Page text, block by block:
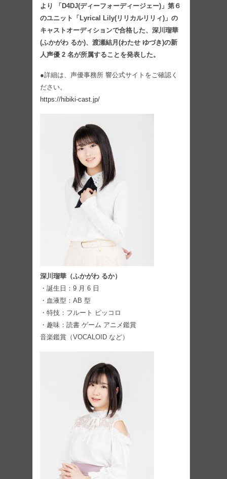
より 「D4DJ(ディーフォーディージェー)」第６
のユニット「Lyrical Lily(リリカルリリィ)」の
キャストオーディションで合格した、深川瑠華
(ふかがわ るか)、渡瀬結月(わたせ ゆづき)の新
人声優 2 名が所属することを発表した。
●詳細は、声優事務所 響公式サイトをご確認く
ださい。
https://hibiki-cast.jp/
深川瑠華（ふかがわ るか）
・誕生日：9 月 6 日
・血液型：AB 型
・特技：フルート ピッコロ
・趣味：読書 ゲーム アニメ鑑賞
音楽鑑賞（VOCALOID など）